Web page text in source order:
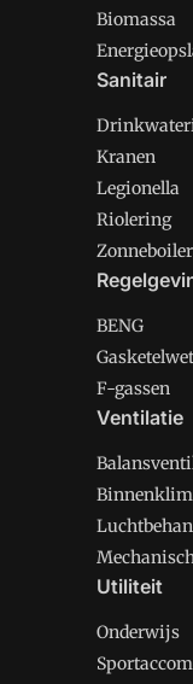
Biomassa
Sanitair
Kranen
Legionella
Riolering
Zonneboiler
BENG
Gasketelwet
F-gassen
Ventilatie
Utiliteit
Onderwijs